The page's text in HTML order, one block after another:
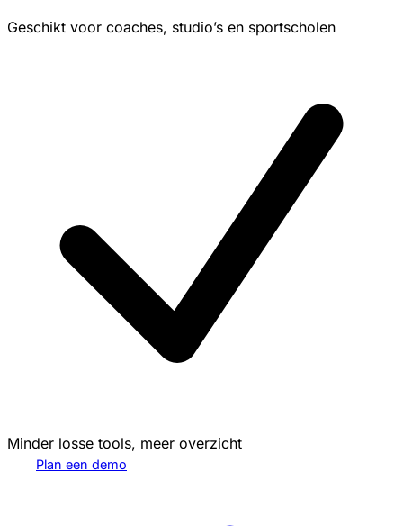
Geschikt voor coaches, studio’s en sportscholen
Minder losse tools, meer overzicht
Plan een demo